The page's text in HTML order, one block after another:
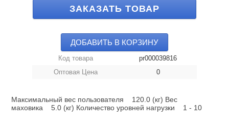
ЗАКАЗАТЬ ТОВАР
ДОБАВИТЬ В КОРЗИНУ
Код товара
pr000039816
Оптовая Цена
0
Максимальный вес пользователя 120.0 (кг) Вес
маховика 5.0 (кг) Количество уровней нагрузки 1 - 10